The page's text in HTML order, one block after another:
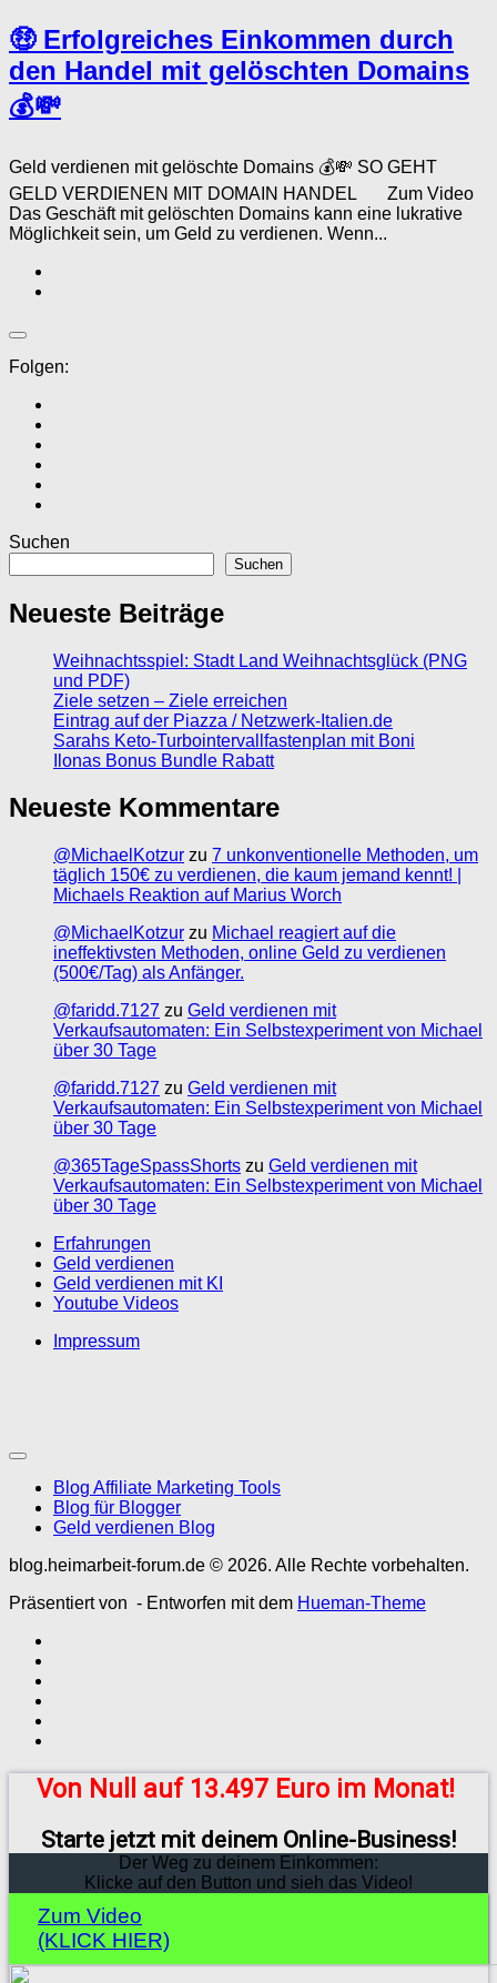
🤑 Erfolgreiches Einkommen durch
den Handel mit gelöschten Domains
💰💸
Geld verdienen mit gelöschte Domains 💰💸 SO GEHT
GELD VERDIENEN MIT DOMAIN HANDEL Zum Video
Das Geschäft mit gelöschten Domains kann eine lukrative
Möglichkeit sein, um Geld zu verdienen. Wenn...
Folgen:
Suchen
Suchen
Neueste Beiträge
Weihnachtsspiel: Stadt Land Weihnachtsglück (PNG
und PDF)
Ziele setzen – Ziele erreichen
Eintrag auf der Piazza / Netzwerk-Italien.de
Sarahs Keto-Turbointervallfastenplan mit Boni
Ilonas Bonus Bundle Rabatt
Neueste Kommentare
@MichaelKotzur zu 7 unkonventionelle Methoden, um
täglich 150€ zu verdienen, die kaum jemand kennt! |
Michaels Reaktion auf Marius Worch
@MichaelKotzur zu Michael reagiert auf die
ineffektivsten Methoden, online Geld zu verdienen
(500€/Tag) als Anfänger.
@faridd.7127 zu Geld verdienen mit
Verkaufsautomaten: Ein Selbstexperiment von Michael
über 30 Tage
@faridd.7127 zu Geld verdienen mit
Verkaufsautomaten: Ein Selbstexperiment von Michael
über 30 Tage
@365TageSpassShorts zu Geld verdienen mit
Verkaufsautomaten: Ein Selbstexperiment von Michael
über 30 Tage
Erfahrungen
Geld verdienen
Geld verdienen mit KI
Youtube Videos
Impressum
Blog Affiliate Marketing Tools
Blog für Blogger
Geld verdienen Blog
blog.heimarbeit-forum.de © 2026. Alle Rechte vorbehalten.
Präsentiert von - Entworfen mit dem Hueman-Theme
Von Null auf 13.497 Euro im Monat!
Starte jetzt mit deinem Online-Business!
Der Weg zu deinem Einkommen:
Klicke auf den Button und sieh das Video!
Zum Video
(KLICK HIER)